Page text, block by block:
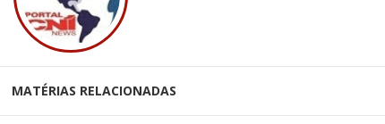
MATÉRIAS RELACIONADAS